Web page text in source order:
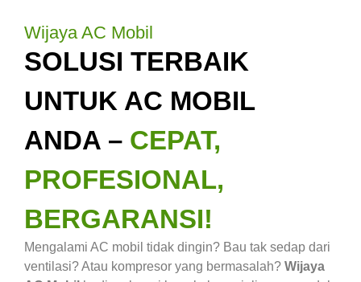
Wijaya AC Mobil
SOLUSI TERBAIK
UNTUK AC MOBIL
ANDA – CEPAT,
PROFESIONAL,
BERGARANSI!
Mengalami AC mobil tidak dingin? Bau tak sedap dari
ventilasi? Atau kompresor yang bermasalah? Wijaya